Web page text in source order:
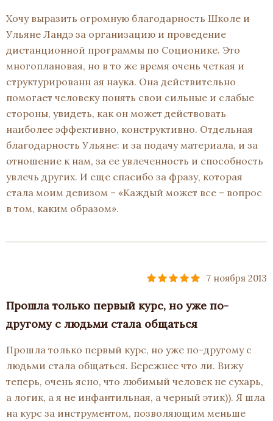
Хочу выразить огромную благодарность Школе и
Ульяне Ландэ за организацию и проведение
дистанционной программы по Соционике. Это
многоплановая, но в то же время очень четкая и
структурированн ая наука. Она действительно
помогает человеку понять свои сильные и слабые
стороны, увидеть, как он может действовать
наиболее эффективно, конструктивно. Отдельная
благодарность Ульяне: и за подачу материала, и за
отношение к нам, за ее увлеченность и способность
увлечь других. И еще спасибо за фразу, которая
стала моим девизом – «Каждый может все – вопрос
в том, каким образом».
7 ноября 2013
Прошла только первый курс, но уже по-
другому с людьми стала общаться
Прошла только первый курс, но уже по-другому с
людьми стала общаться. Бережнее что ли. Вижу
теперь, очень ясно, что любимый человек не сухарь,
а логик, а я не инфантильная, а черный этик)). Я шла
на курс за инструментом, позволяющим меньше